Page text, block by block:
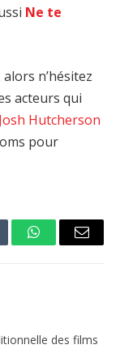
Ne te
n’hésitez
acteurs qui
Josh Hutcherson
pour
WhatsAppEmail
des films